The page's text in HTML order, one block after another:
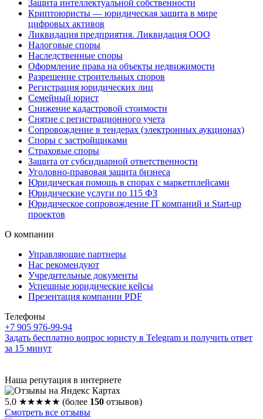
Защита интеллектуальной собственности
Криптоюристы — юридическая защита в мире
цифровых активов
Ликвидация предприятия. Ликвидация ООО
Налоговые споры
Наследственные споры
Оформление права на объекты недвижимости
Разрешение строительных споров
Регистрация юридических лиц
Семейный юрист
Снижение кадастровой стоимости
Снятие с регистрационного учета
Сопровождение в тендерах (электронных аукционах)
Споры с застройщиками
Страховые споры
Защита от субсидиарной ответственности
Уголовно-правовая защита бизнеса
Юридическая помощь в спорах с маркетплейсами
Юридические услуги по 115 ФЗ
Юридическое сопровождение IT компаний и Start-up
проектов
О компании
Управляющие партнеры
Нас рекомендуют
Учредительные документы
Успешные юридические кейсы
Презентация компании PDF
Телефоны
+7 905 976-99-94
Задать бесплатно вопрос юристу в Telegram и получить ответ
за 15 минут
Наша репутация в интернете
5.0 ★★★★★ (более 150 отзывов)
Смотреть все отзывы